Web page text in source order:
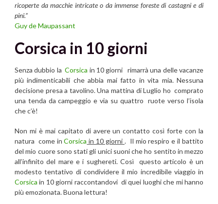
ricoperte da macchie intricate o da immense foreste di castagni e di
pini.”
Guy de Maupassant
Corsica in 10 giorni
Senza dubbio laCorsica in 10 giorni rimarrà una delle vacanze
più indimenticabili che abbia mai fatto in vita mia. Nessuna
decisione presa a tavolino. Una mattina di Luglio ho comprato
una tenda da campeggio e via su quattro ruote verso l’isola
che c’è!
Non mi è mai capitato di avere un contatto così forte con la
natura come inCorsica in 10 giorni . Il mio respiro e il battito
del mio cuore sono stati gli unici suoni che ho sentito in mezzo
all’infinito del mare e i sughereti. Così questo articolo è un
modesto tentativo di condividere il mio incredibile viaggio in
Corsica in 10 giorni raccontandovi di quei luoghi che mi hanno
più emozionata. Buona lettura!